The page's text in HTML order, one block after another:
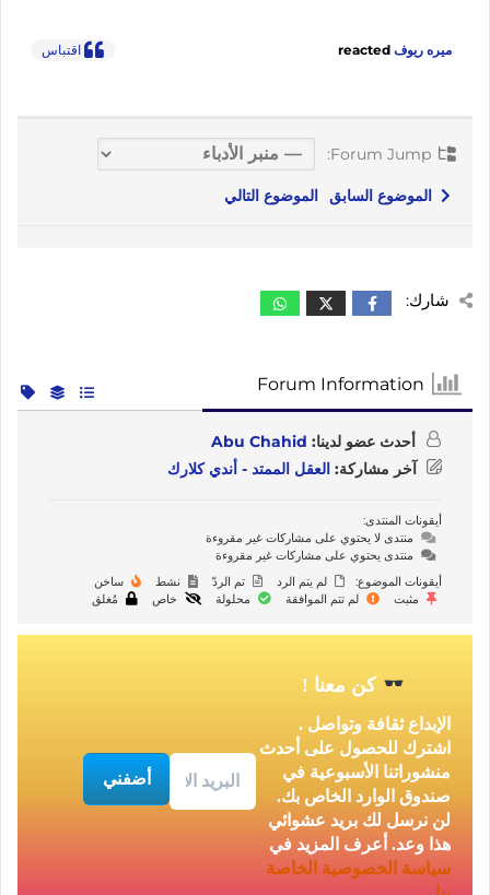
ميره ريوف اقتباس
الموضوع السابق الموضوع التالي
شارك:
Forum Information
أحدث عضو لدينا: Abu Chahid
آخر مشاركة: العقل الممتد - أندي كلارك
أيقونات المنتدى:
منتدى لا يحتوي على مشاركات غير مقروءة
منتدى يحتوي على مشاركات غير مقروءة
أيقونات الموضوع:
لم يتم الرد تم الردّ نشط
ساخن
مثبت
لم تتم الموافقة محلولة خاص مُغلق
كن معنا !
الإبداع ثقافة وتواصل .
اشترك للحصول على أحدث
منشوراتنا الأسبوعية في
صندوق الوارد الخاص بك.
لن نرسل لك بريد عشوائي
هذا وعد. أعرف المزيد في
سياسة الخصوصية الخاصة